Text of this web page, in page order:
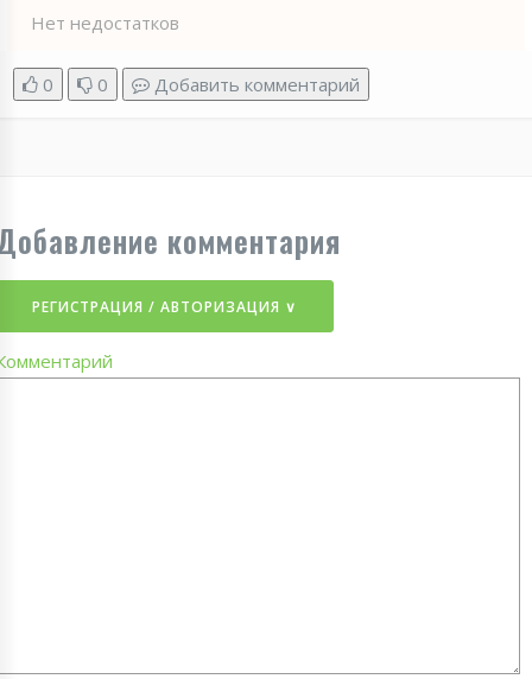
Нет недостатков
0 0 Добавить комментарий
комментария
РЕГИСТРАЦИЯ / АВТОРИЗАЦИЯ ∨